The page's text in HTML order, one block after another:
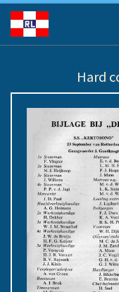
Ga naar inhoud
Hard